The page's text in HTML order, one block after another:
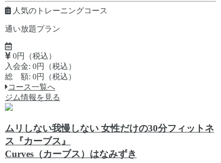
人気のトレーニングコース
通い放題プラン
0円（税込）
入会金: 0円（税込）
総 額: 0円（税込）
コース一覧へ
ジム情報を見る
ムリしない我慢しない 女性だけの30分フィットネ
ス『カーブス』
Curves（カーブス）はなみずき